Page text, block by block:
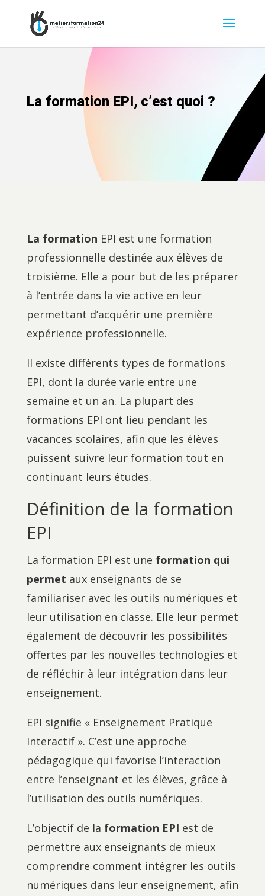
La formation EPI, c’est quoi ?
La formation EPI est une formation
professionnelle destinée aux élèves de
troisième. Elle a pour but de les préparer
à l’entrée dans la vie active en leur
permettant d’acquérir une première
expérience professionnelle.
Il existe différents types de formations
EPI, dont la durée varie entre une
semaine et un an. La plupart des
formations EPI ont lieu pendant les
vacances scolaires, afin que les élèves
puissent suivre leur formation tout en
continuant leurs études.
Définition de la formation
EPI
La formation EPI est une formation qui
permet aux enseignants de se
familiariser avec les outils numériques et
leur utilisation en classe. Elle leur permet
également de découvrir les possibilités
offertes par les nouvelles technologies et
de réfléchir à leur intégration dans leur
enseignement.
EPI signifie « Enseignement Pratique
Interactif ». C’est une approche
pédagogique qui favorise l’interaction
entre l’enseignant et les élèves, grâce à
l’utilisation des outils numériques.
L’objectif de la formation EPI est de
permettre aux enseignants de mieux
comprendre comment intégrer les outils
numériques dans leur enseignement, afin